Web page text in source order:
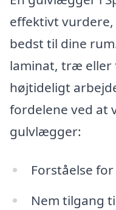
effektivt
bedst til dine
laminat, træ eller
højtideligt
fordelene ved at
gulvlægger:
Forståelse
Nem tilgang